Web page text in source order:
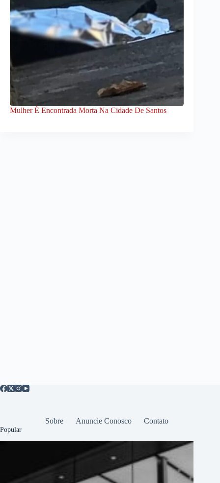
Mulher É Encontrada Morta Na Cidade De Santos
Sobre Anuncie Conosco Contato
Popular